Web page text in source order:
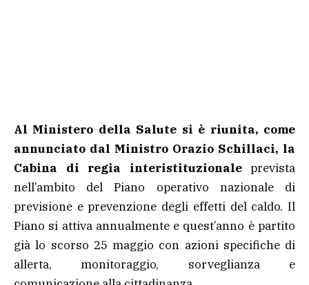
Al Ministero della Salute si è riunita, come
annunciato dal Ministro Orazio Schillaci, la
Cabina di regia interistituzionaleprevista
nell’ambito del Piano operativo nazionale di
previsione e prevenzione degli effetti del caldo. Il
Piano si attiva annualmente e quest’anno è partito
già lo scorso 25 maggio con azioni specifiche di
allerta, monitoraggio, sorveglianza e